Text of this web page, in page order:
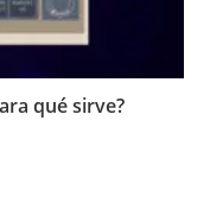
qué sirve?